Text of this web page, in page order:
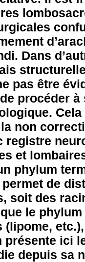
Dans
pas être
procéder
la non
registre
et
phylum
de
soit des
le
(lipome,
présente ici
depuis sa